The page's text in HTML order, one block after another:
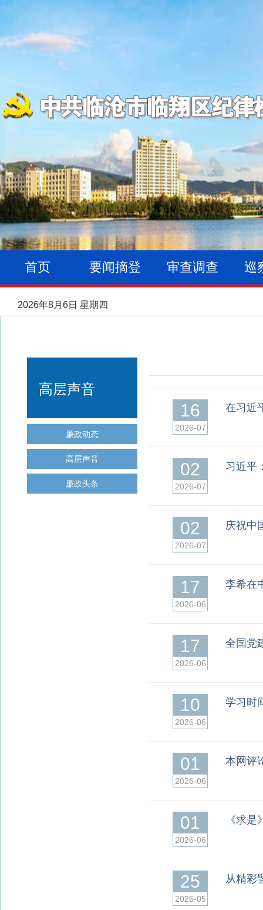
首页 要闻摘登 审查调查 巡
2026年8月6日 星期四
高层声音
廉政动态
高层声音
廉政头条
16
2026-07
在习近
02
2026-07
习近平
02
2026-07
庆祝中
17
2026-06
李希在
17
2026-06
全国党
10
2026-06
学习时
01
2026-06
本网评
01
2026-06
《求
25
2026-05
从精彩